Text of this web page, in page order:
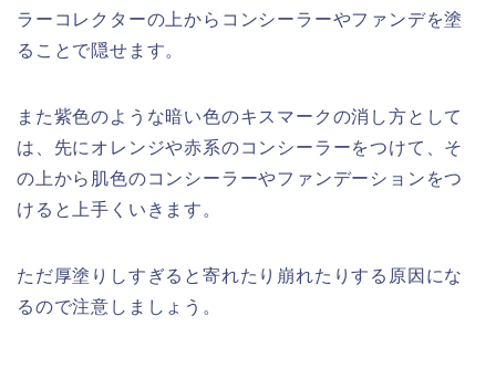
ラーコレクターの上からコンシーラーやファンデを塗
ることで隠せます。
また紫色のような暗い色のキスマークの消し方として
は、先にオレンジや赤系のコンシーラーをつけて、そ
の上から肌色のコンシーラーやファンデーションをつ
けると上手くいきます。
ただ厚塗りしすぎると寄れたり崩れたりする原因にな
るので注意しましょう。